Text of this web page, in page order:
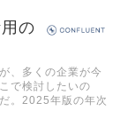
の
、多くの企業が今
で検討したいの
。2025年版の年次